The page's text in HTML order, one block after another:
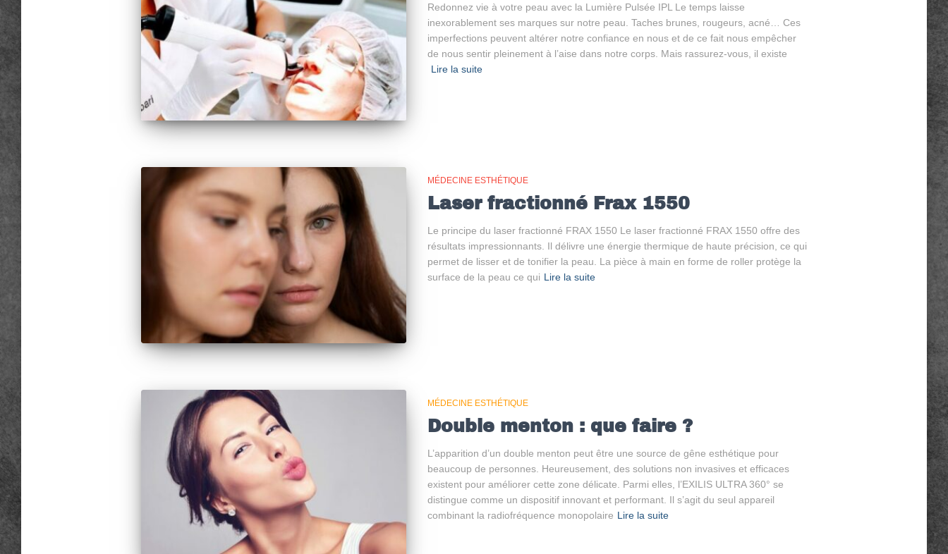
Redonnez vie à votre peau avec la Lumière Pulsée IPL Le temps laisse
inexorablement ses marques sur notre peau. Taches brunes, rougeurs, acné… Ces
imperfections peuvent altérer notre confiance en nous et de ce fait nous empêcher
de nous sentir pleinement à l’aise dans notre corps. Mais rassurez-vous, il existe
Lire la suite
MÉDECINE ESTHÉTIQUE
Laser fractionné Frax 1550
Le principe du laser fractionné FRAX 1550 Le laser fractionné FRAX 1550 offre des
résultats impressionnants. Il délivre une énergie thermique de haute précision, ce qui
permet de lisser et de tonifier la peau. La pièce à main en forme de roller protège la
surface de la peau ce qui Lire la suite
MÉDECINE ESTHÉTIQUE
Double menton : que faire ?
L’apparition d’un double menton peut être une source de gêne esthétique pour
beaucoup de personnes. Heureusement, des solutions non invasives et efficaces
existent pour améliorer cette zone délicate. Parmi elles, l’EXILIS ULTRA 360° se
distingue comme un dispositif innovant et performant. Il s’agit du seul appareil
combinant la radiofréquence monopolaire Lire la suite